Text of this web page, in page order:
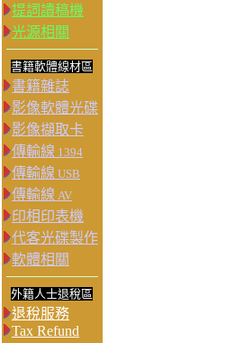
提詞讀稿機
光源相關
書籍軟體線材區
書籍雜誌
影像軟體光碟
影像擷取卡
傳輸線 1394
傳輸線 USB
傳輸線 AV
印相印表機
代客光碟製作
軟體相關
外籍人士退稅區
退稅服務
Tax Refund